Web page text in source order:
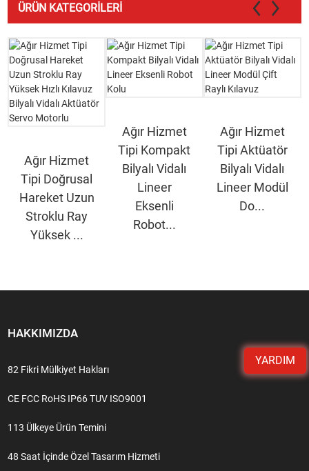
YARDIM
ÜRÜN KATEGORILERI
Ağır Hizmet
Tipi Doğrusal
Hareket Uzun
Stroklu Ray
Yüksek ...
Ağır Hizmet
Tipi Kompakt
Bilyalı Vidalı
Lineer
Eksenli
Robot...
Ağır Hizmet
Tipi Aktüatör
Bilyalı Vidalı
Lineer Modül
Do...
HAKKIMIZDA
82 Fikri Mülkiyet Hakları
CE FCC RoHS IP66 TUV ISO9001
113 Ülkeye Ürün Temini
48 Saat İçinde Özel Tasarım Hizmeti